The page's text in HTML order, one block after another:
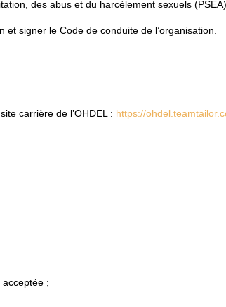
des abus et du harcèlement sexuels (PSEA).
signer le Code de conduite de l’organisation.
carrière de l’OHDEL : https://
;